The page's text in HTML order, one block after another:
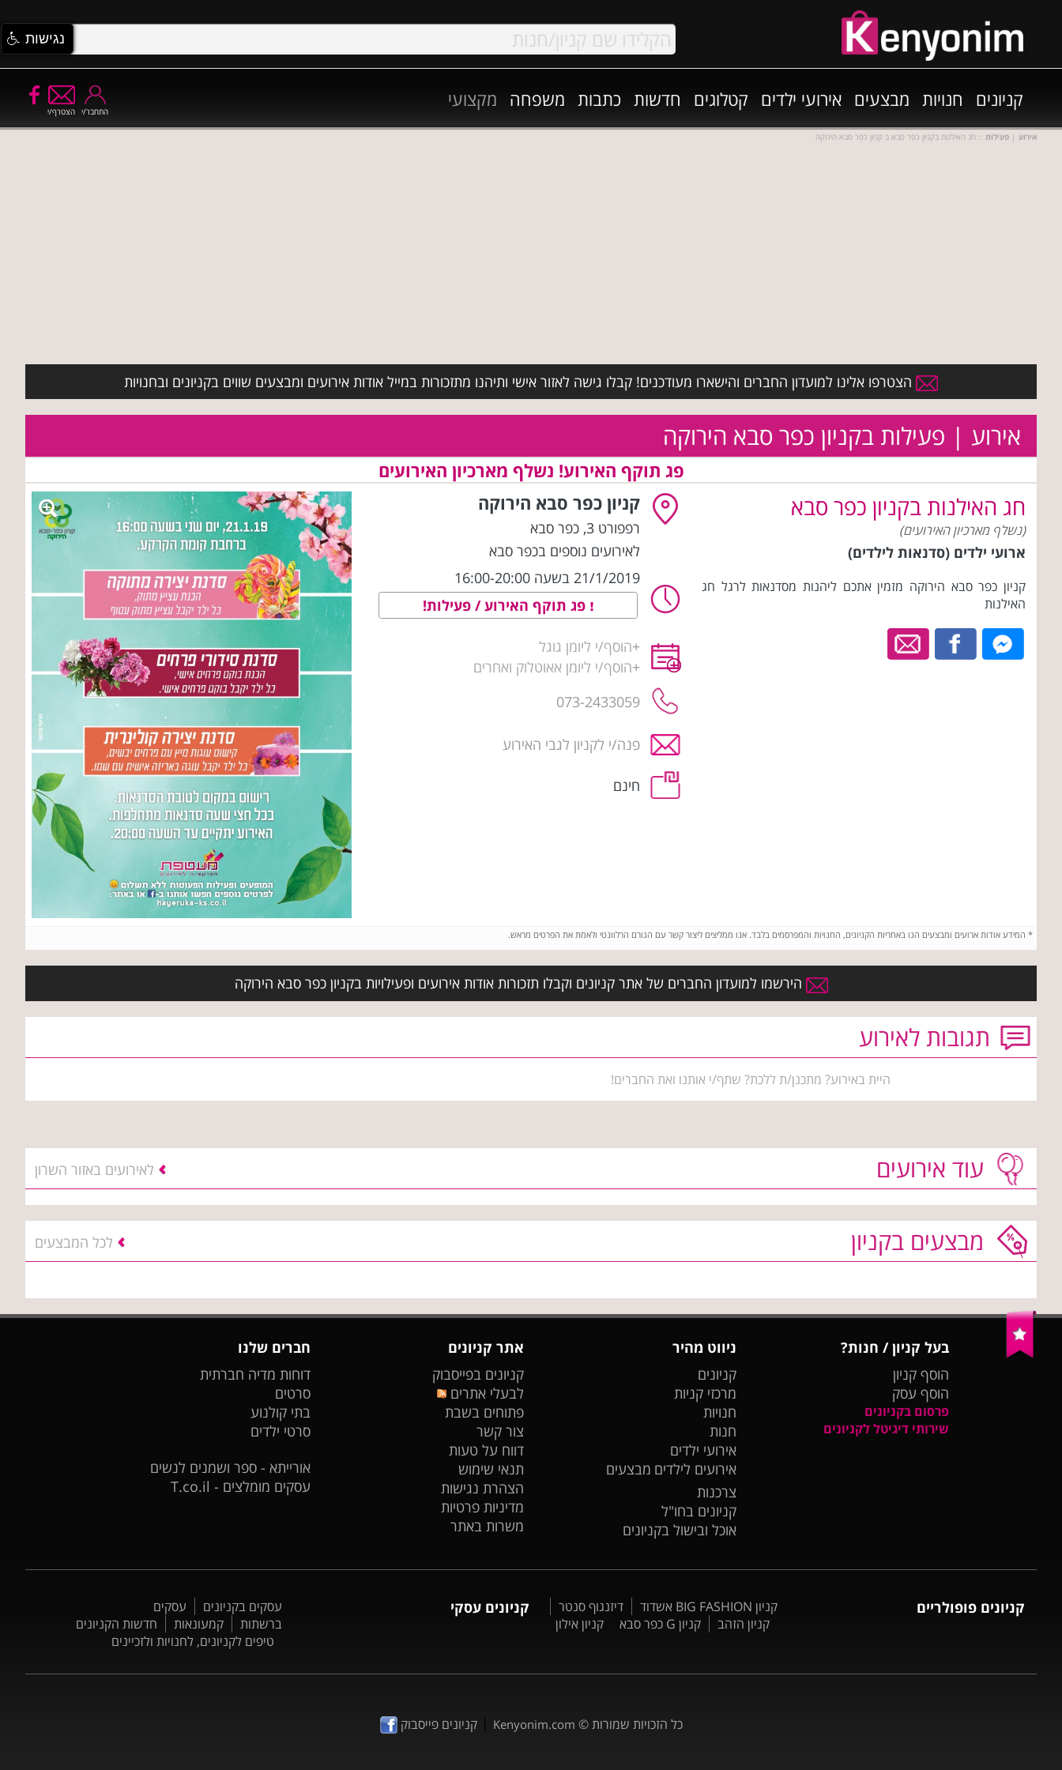
קניונים חנויות מבצעים אירועי ילדים קטלוגים חדשות כתבות משפחה מקצועי
הצטרף/י התחבר/י
אירוע | פעילות :: חג האילנות בקניון כפר סבא ב קניון כפר סבא הירוקה
הצטרפו אלינו למועדון החברים והישארו מעודכנים! קבלו גישה לאזור אישי ותיהנו מתזכורות במייל אודות אירועים ומבצעים שווים בקניונים ובחנויות
אירוע | פעילות בקניון כפר סבא הירוקה
פג תוקף האירוע! נשלף מארכיון האירועים
חג האילנות בקניון כפר סבא
(נשלף מארכיון האירועים)
ארועי ילדים (סדנאות לילדים)
קניון כפר סבא הירוקה מזמין אתכם ליהנות מסדנאות לרגל חג
האילנות
קניון כפר סבא הירוקה
רפפורט 3 , כפר סבא
לאירועים נוספים בכפר סבא
21/1/2019 בשעה 16:00-20:00
פג תוקף האירוע / פעילות!
+הוסף/י ליומן גוגל
+הוסף/י ליומן אאוטלוק ואחרים
פנה/י לקניון לגבי האירוע
חינם
* המידע אודות ארועים ומבצעים הנו באחריות הקניונים, החנויות והמפרסמים בלבד. אנו ממליצים ליצור קשר עם הגורם הרלוונטי ולאמת את הפרטים מראש.
הירשמו למועדון החברים של אתר קניונים וקבלו תזכורות אודות אירועים ופעילויות בקניון כפר סבא הירוקה
תגובות לאירוע
היית באירוע? מתכנן/ת ללכת? שתף/י אותנו ואת החברים!
עוד אירועים לאירועים באזור השרון
מבצעים בקניון לכל המבצעים
בעל קניון / חנות?
הוסף קניון
הוסף עסק
פרסום בקניונים
שירותי דיגיטל לקניונים
ניווט מהיר
קניונים
מרכזי קניות
חנויות
חנות
אירועי ילדים
אירועים לילדים מבצעים
צרכנות
קניונים בחו"ל
אוכל ובישול בקניונים
אתר קניונים
קניונים בפייסבוק
לבעלי אתרים
פתוחים בשבת
צור קשר
דווח על טעות
תנאי שימוש
הצהרת נגישות
מדיניות פרטיות
משרות באתר
חברים שלנו
דוחות מדיה חברתית
סרטים
בתי קולנוע
סרטי ילדים
אורייתא - ספר ושמנים לנשים
עסקים מומלצים - T.co.il
קניונים פופולריים קניון BIG FASHION אשדוד
דיזנגוף סנטר
קניון הזהב
קניון G כפר סבא קניון אילון
קניונים עסקי עסקים בקניונים
עסקים
ברשתות
קמעונאות
חדשות הקניונים
טיפים לקניונים, לחנויות ולזכיינים
כל הזכויות שמורות © Kenyonim.com
|קניונים פייסבוק
נגישות